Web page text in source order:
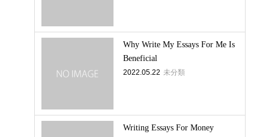
Why Write My Essays For Me Is
Beneficial
2022.05.22 未分類
Writing Essays For Money